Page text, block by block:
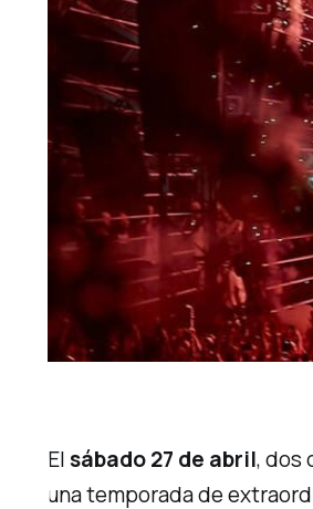
Elsábado 27 de abril, dos
una temporada de